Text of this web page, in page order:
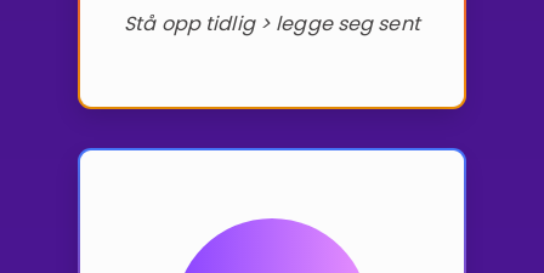
Stå opp tidlig > legge seg sent